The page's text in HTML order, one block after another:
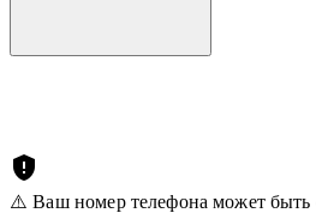
⚠️ Ваш номер телефона может быть